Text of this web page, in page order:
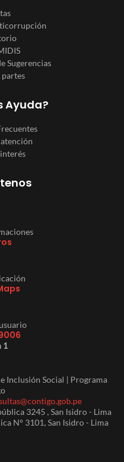
Sugerencias
partes
Ayuda?
1
Inclusión Social | Programa
3245 , San Isidro - Lima
N° 3101, San Isidro - Lima